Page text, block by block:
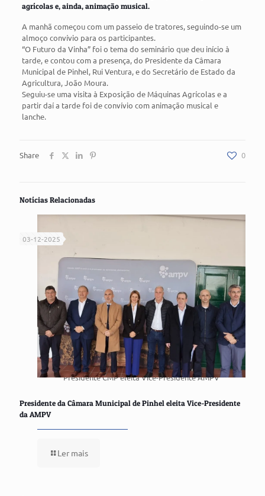
agrícolas e, ainda, animação musical.
A manhã começou com um passeio de tratores, seguindo-se um
almoço convívio para os participantes.
“O Futuro da Vinha” foi o tema do seminário que deu início à
tarde, e contou com a presença, do Presidente da Câmara
Municipal de Pinhel, Rui Ventura, e do Secretário de Estado da
Agricultura, João Moura.
Seguiu-se uma visita à Exposição de Máquinas Agrícolas e a
partir daí a tarde foi de convívio com animação musical e
lanche.
Share 0
Notícias Relacionadas
Presidente CMP eleita Vice-Presidente AMPV
03-12-2025
Presidente da Câmara Municipal de Pinhel eleita Vice-Presidente
da AMPV
Ler mais